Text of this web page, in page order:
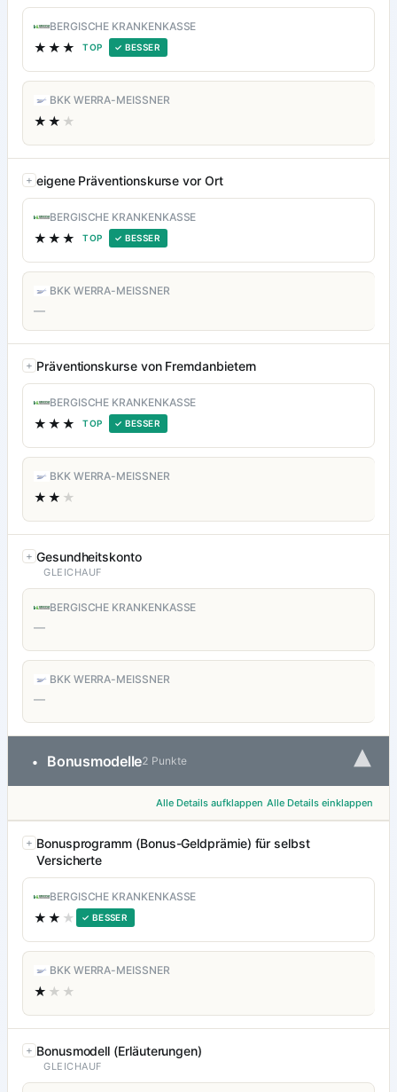
BERGISCHE KRANKENKASSE
★★★ TOP ✓ BESSER
BKK WERRA-MEISSNER
★★ ★
eigene Präventionskurse vor Ort
BERGISCHE KRANKENKASSE
★★★ TOP ✓ BESSER
BKK WERRA-MEISSNER
—
Präventionskurse von Fremdanbietern
BERGISCHE KRANKENKASSE
★★★ TOP ✓ BESSER
BKK WERRA-MEISSNER
★★ ★
Gesundheitskonto
GLEICHAUF
BERGISCHE KRANKENKASSE
—
BKK WERRA-MEISSNER
—
• Bonusmodelle2 Punkte ▾
Alle Details aufklappen Alle Details einklappen
Bonusprogramm (Bonus-Geldprämie) für selbst
Versicherte
BERGISCHE KRANKENKASSE
★★ ★ ✓ BESSER
BKK WERRA-MEISSNER
★ ★★
Bonusmodell (Erläuterungen)
GLEICHAUF